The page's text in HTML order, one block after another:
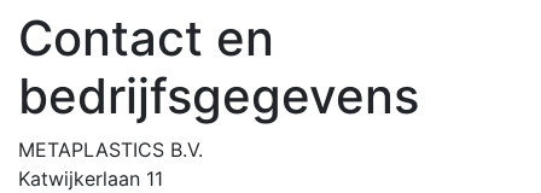
Contact en
bedrijfsgegevens
METAPLASTICS B.V.
Katwijkerlaan 11